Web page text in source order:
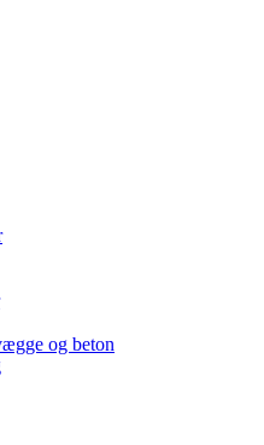
og beton